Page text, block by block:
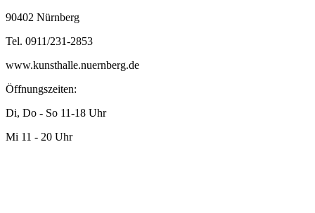
90402 Nürnberg
Tel. 0911/231-2853
www.kunsthalle.nuernberg.de
Öffnungszeiten:
Di, Do - So 11-18 Uhr
Mi 11 - 20 Uhr